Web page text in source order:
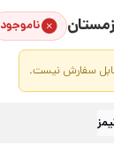
ناموجود
قابل سفارش نیست.